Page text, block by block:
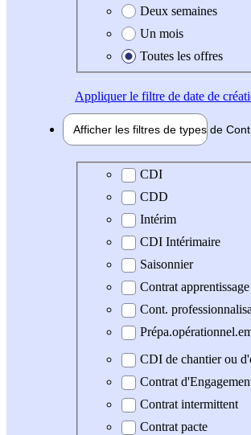
Deux semaines
Un mois
Toutes les offres
Appliquerle filtre de date de
Afficher les filtres de types de
Type de contrat
CDI
CDD
Intérim
CDI Intérimaire
Saisonnier
Contrat apprentissage
Cont.
CDI de chantier ou
Contrat
Contrat intermittent
Contrat pacte